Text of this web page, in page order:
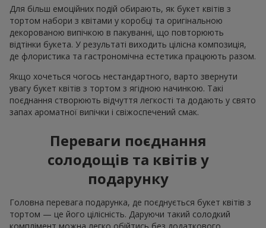
Для більш емоційних подій обирають, як букет квітів з
тортом набори з квітами у коробці та оригінальною
декорованою випічкою в пакуванні, що повторюють
відтінки букета. У результаті виходить цілісна композиція,
де флористика та гастрономічна естетика працюють разом.
Якщо хочеться чогось нестандартного, варто звернути
увагу букет квітів з тортом з ягідною начинкою. Такі
поєднання створюють відчуття легкості та додають у свято
запах ароматної випічки і свіжоспечений смак.
Переваги поєднання
солодощів та квітів у
подарунку
Головна перевага подарунка, де поєднується букет квітів з
тортом — це його цілісність. Даруючи такий солодкий
комплімент можна легко обійтись без додаткового